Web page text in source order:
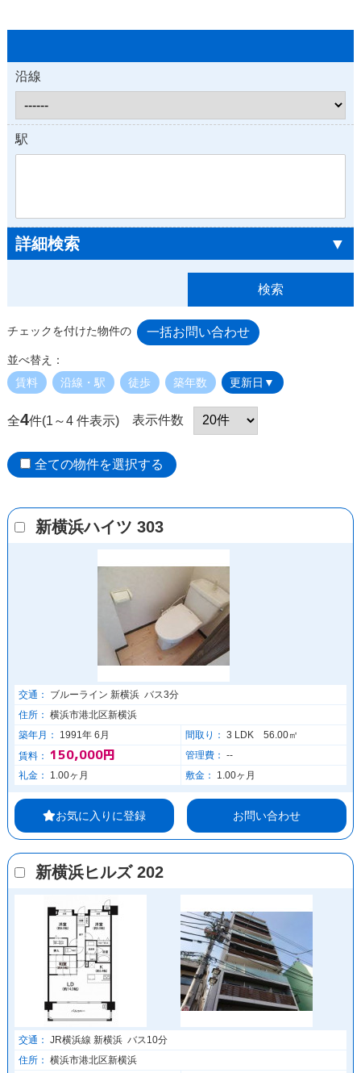
沿線
駅
詳細検索 ▼
チェックを付けた物件の
並べ替え：
賃料
沿線・駅 徒歩 築年数 更新日▼
全4件(1～4 件表示) 表示件数
全ての物件を選択する
新横浜ハイツ 303
交通：
ブルーライン 新横浜 バス3分
住所： 横浜市港北区新横浜
築年月：
1991年 6月 間取り： 3 LDK 56.00㎡
賃料： 150,000円 管理費： --
礼金：
1.00ヶ月 敷金： 1.00ヶ月
お気に入りに登録 お問い合わせ
新横浜ヒルズ 202
交通： JR横浜線 新横浜 バス10分
住所： 横浜市港北区新横浜